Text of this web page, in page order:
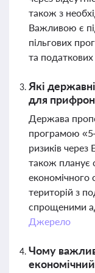
також з
Важливою є
пільгових
та податкових
Які
для
Держава
програмою
ризиків
також планує
економічного
територій з
спрощеними
Джерело
Чому